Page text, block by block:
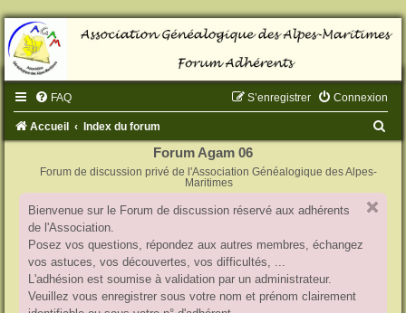
FAQ Connexion
S’enregistrer
Accueil Index du forum
Forum Agam 06
Forum de discussion privé de l'Association Généalogique des Alpes-
Maritimes
Bienvenue sur le Forum de discussion réservé aux adhérents
de l'Association.
Posez vos questions, répondez aux autres membres, échangez
vos astuces, vos découvertes, vos difficultés, ...
L'adhésion est soumise à validation par un administrateur.
Veuillez vous enregistrer sous votre nom et prénom clairement